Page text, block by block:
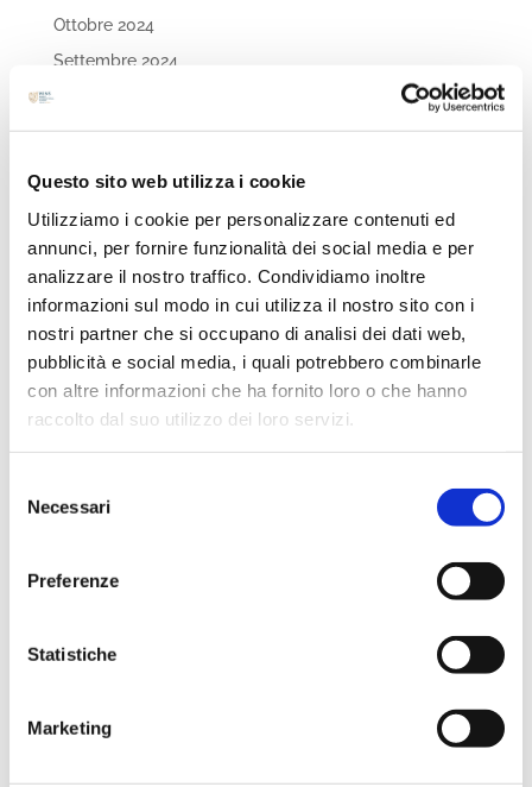
Questo sito web utilizza i cookie
Utilizziamo i cookie per personalizzare contenuti ed
annunci, per fornire funzionalità dei social media e per
analizzare il nostro traffico. Condividiamo inoltre
informazioni sul modo in cui utilizza il nostro sito con i
nostri partner che si occupano di analisi dei dati web,
pubblicità e social media, i quali potrebbero combinarle
con altre informazioni che ha fornito loro o che hanno
raccolto dal suo utilizzo dei loro servizi.
delNecessari
Preferenze
Statistiche
Marketing
Ottobre 2024
Settembre 2024
Agosto 2024
Luglio 2024
Marzo 2024
Febbraio 2024
Dicembre 2023
Settembre 2023
Agosto 2023
Giugno 2023
Maggio 2023
Ottobre 2022
Aprile 2022